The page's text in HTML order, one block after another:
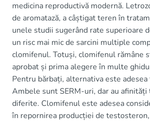
medicina reproductivă modernă.
de aromatază, a câștigat teren în
unele studii sugerând rate superioare
un risc mai mic de sarcini multiple
clomifenul. Totuși, clomifenul rămâne
aprobat și prima alegere în multe
Pentru bărbați, alternativa este
Ambele sunt SERM-uri, dar au
diferite. Clomifenul este adesea
în repornirea producției de